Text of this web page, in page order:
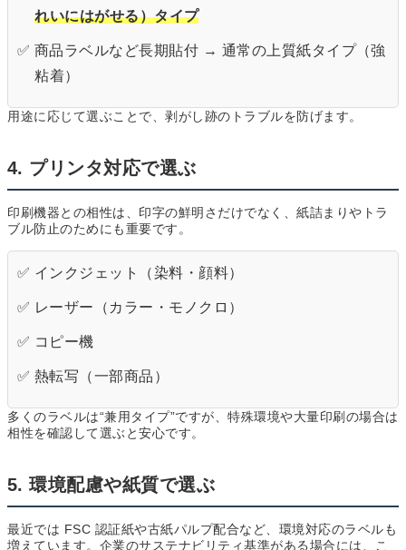
れいにはがせる）タイプ
✅ 商品ラベルなど長期貼付 → 通常の上質紙タイプ（強
粘着）
用途に応じて選ぶことで、剥がし跡のトラブルを防げます。
4. プリンタ対応で選ぶ
印刷機器との相性は、印字の鮮明さだけでなく、紙詰まりやトラ
ブル防止のためにも重要です。
✅ インクジェット（染料・顔料）
✅ レーザー（カラー・モノクロ）
✅ コピー機
✅ 熱転写（一部商品）
多くのラベルは“兼用タイプ”ですが、特殊環境や大量印刷の場合は
相性を確認して選ぶと安心です。
5. 環境配慮や紙質で選ぶ
最近では FSC 認証紙や古紙パルプ配合など、環境対応のラベルも
増えています。企業のサステナビリティ基準がある場合には、こ